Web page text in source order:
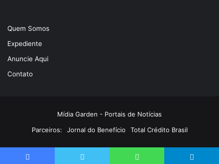
Quem Somos
Expediente
Anuncie Aqui
Contato
Mídia Garden - Portais de Notícias
Parceiros:
Jornal do Benefício Total Crédito Brasil